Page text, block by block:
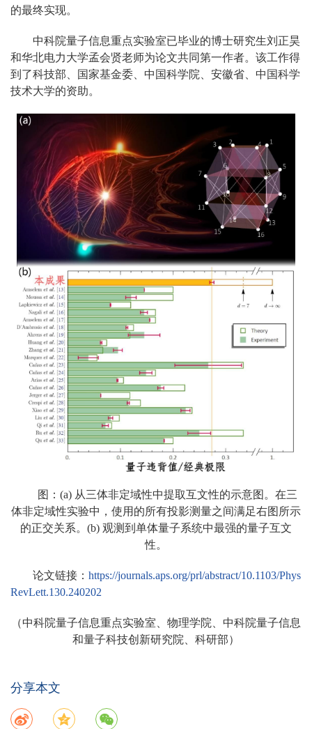
的最终实现。
中科院量子信息重点实验室已毕业的博士研究生刘正昊
和华北电力大学孟会贤老师为论文共同第一作者。该工作得
到了科技部、国家基金委、中国科学院、安徽省、中国科学
技术大学的资助。
图：(a) 从三体非定域性中提取互文性的示意图。在三
体非定域性实验中，使用的所有投影测量之间满足右图所示
的正交关系。(b) 观测到单体量子系统中最强的量子互文
性。
论文链接： https://journals.aps.org/prl/abstract/10.1103/Phys
RevLett.130.240202
（中科院量子信息重点实验室、物理学院、中科院量子信息
和量子科技创新研究院、科研部）
分享本文